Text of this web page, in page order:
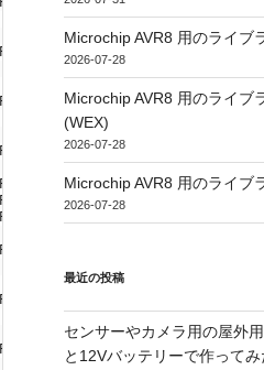
PORTMUX_LUT0 _bm
PORTMUX_LUT1_bm ),
PORTMUX_LUT2 _bm
PORTMUX_LUT3_bm ),
PORTMUX_USART0_gm
PORTMUX_USART0_gm
PORTMUX_USART1_gm
PORTMUX_USART1_gm
PORTMUX_SPI0_gm
,
Microchip AVR8 用のライブ
2026-07-28
Microchip AVR8 用のライブ
(WEX)
2026-07-28
Microchip AVR8 用のライブ
2026-07-28
最近の投稿
センサーやカメラ用の屋外
と12Vバッテリーで作ってみ